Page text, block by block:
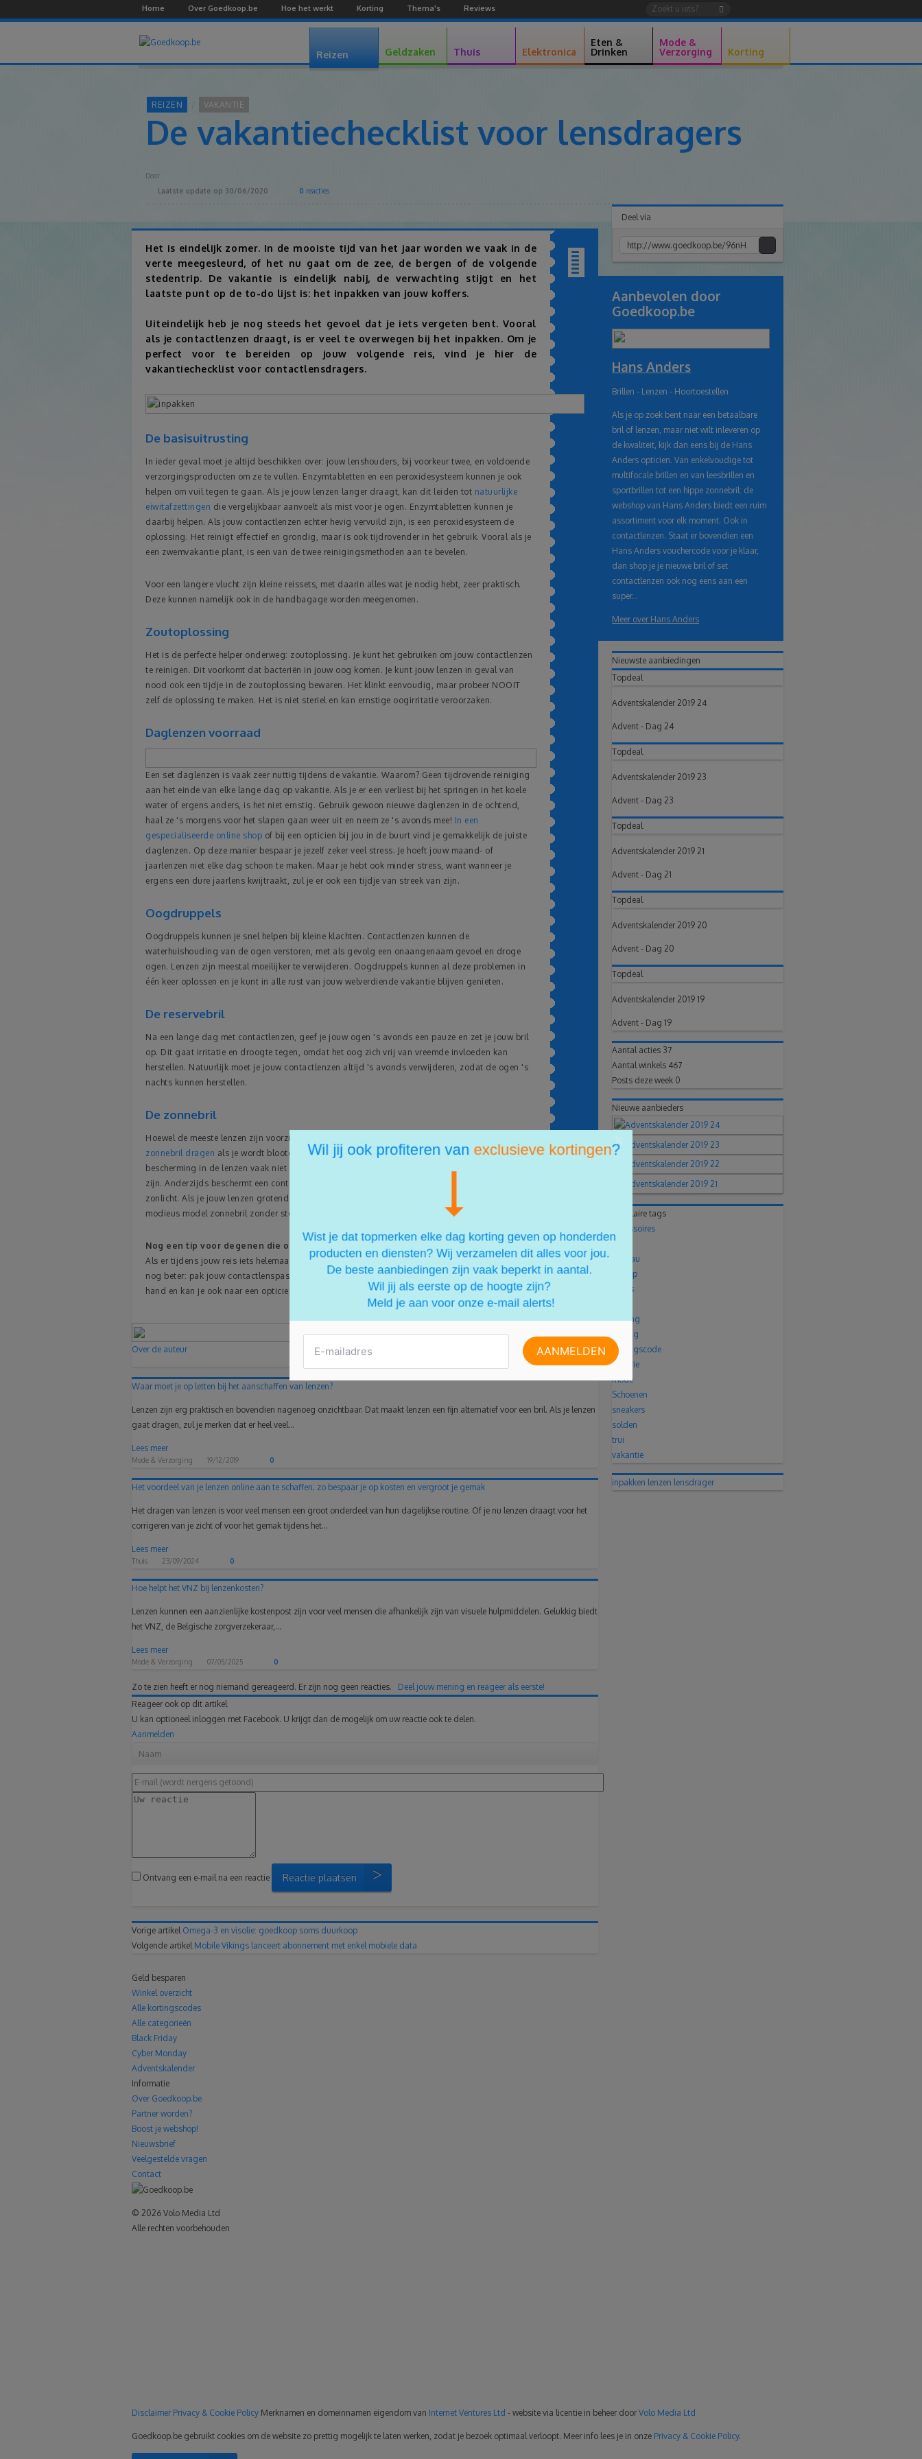
Home Over Goedkoop.be Hoe het werkt Korting Thema's Reviews
Reizen Geldzaken Thuis Elektronica
Eten &
Drinken
Mode &
Verzorging
Korting
REIZEN VAKANTIE
De vakantiechecklist voor lensdragers
Door
Laatste update op 30/06/2020 0 reacties
Inhoudsopgave
Het is eindelijk zomer. In de mooiste tijd van het jaar worden we vaak in de
verte meegesleurd, of het nu gaat om de zee, de bergen of de volgende
stedentrip. De vakantie is eindelijk nabij, de verwachting stijgt en het
laatste punt op de to-do lijst is: het inpakken van jouw koffers.
Uiteindelijk heb je nog steeds het gevoel dat je iets vergeten bent. Vooral
als je contactlenzen draagt, is er veel te overwegen bij het inpakken. Om je
perfect voor te bereiden op jouw volgende reis, vind je hier de
vakantiechecklist voor contactlensdragers.
De basisuitrusting
In ieder geval moet je altijd beschikken over: jouw lenshouders, bij voorkeur twee, en voldoende
verzorgingsproducten om ze te vullen. Enzymtabletten en een peroxidesysteem kunnen je ook
helpen om vuil tegen te gaan. Als je jouw lenzen langer draagt, kan dit leiden tot natuurlijke
eiwitafzettingen die vergelijkbaar aanvoelt als mist voor je ogen. Enzymtabletten kunnen je
daarbij helpen. Als jouw contactlenzen echter hevig vervuild zijn, is een peroxidesysteem de
oplossing. Het reinigt effectief en grondig, maar is ook tijdrovender in het gebruik. Vooral als je
een zwemvakantie plant, is een van de twee reinigingsmethoden aan te bevelen.
Voor een langere vlucht zijn kleine reissets, met daarin alles wat je nodig hebt, zeer praktisch.
Deze kunnen namelijk ook in de handbagage worden meegenomen.
Zoutoplossing
Het is de perfecte helper onderweg: zoutoplossing. Je kunt het gebruiken om jouw contactlenzen
te reinigen. Dit voorkomt dat bacteriën in jouw oog komen. Je kunt jouw lenzen in geval van
nood ook een tijdje in de zoutoplossing bewaren. Het klinkt eenvoudig, maar probeer NOOIT
zelf de oplossing te maken. Het is niet steriel en kan ernstige oogirritatie veroorzaken.
Daglenzen voorraad
Een set daglenzen is vaak zeer nuttig tijdens de vakantie. Waarom? Geen tijdrovende reiniging
aan het einde van elke lange dag op vakantie. Als je er een verliest bij het springen in het koele
water of ergens anders, is het niet ernstig. Gebruik gewoon nieuwe daglenzen in de ochtend,
haal ze 's morgens voor het slapen gaan weer uit en neem ze 's avonds mee! In een
gespecialiseerde online shop of bij een opticien bij jou in de buurt vind je gemakkelijk de juiste
daglenzen. Op deze manier bespaar je jezelf zeker veel stress. Je hoeft jouw maand- of
jaarlenzen niet elke dag schoon te maken. Maar je hebt ook minder stress, want wanneer je
ergens een dure jaarlens kwijtraakt, zul je er ook een tijdje van streek van zijn.
Oogdruppels
Oogdruppels kunnen je snel helpen bij kleine klachten. Contactlenzen kunnen de
waterhuishouding van de ogen verstoren, met als gevolg een onaangenaam gevoel en droge
ogen. Lenzen zijn meestal moeilijker te verwijderen. Oogdruppels kunnen al deze problemen in
één keer oplossen en je kunt in alle rust van jouw welverdiende vakantie blijven genieten.
De reservebril
Na een lange dag met contactlenzen, geef je jouw ogen 's avonds een pauze en zet je jouw bril
op. Dit gaat irritatie en droogte tegen, omdat het oog zich vrij van vreemde invloeden kan
herstellen. Natuurlijk moet je jouw contactlenzen altijd 's avonds verwijderen, zodat de ogen 's
nachts kunnen herstellen.
De zonnebril
Hoewel de meeste lenzen zijn voorzien van geïntegreerde UV-bescherming, moet je altijd
zonnebril dragen als je wordt blootgesteld aan sterk zonlicht. Enerzijds is de geïntegreerde UV-
bescherming in de lenzen vaak niet sterk genoeg wanneer de zonnestralen in de zomer agressief
zijn. Anderzijds beschermt een contactlens natuurlijk alleen de iris en niet het hele oog tegen
zonlicht. Als je jouw lenzen grotendeels van de tijd draagt, kun je eenvoudigweg kiezen voor een
modieus model zonnebril zonder sterkte, uiteraard met voldoende UV-bescherming.
Nog een tip voor degenen die op alles voorbereid willen zijn:
Als er tijdens jouw reis iets helemaal misgaat, zul je blij zijn met een vervangende lensset. Of
nog beter: pak jouw contactlenspaspoort in. Zo heb je altijd alle belangrijke informatie bij de
hand en kan je ook naar een opticien in het buitenland gaan.
Over de auteur
Waar moet je op letten bij het aanschaffen van lenzen?
Lenzen zijn erg praktisch en bovendien nagenoeg onzichtbaar. Dat maakt lenzen een fijn alternatief voor een bril. Als je lenzen
gaat dragen, zul je merken dat er heel veel...
Lees meer
Mode & Verzorging 19/12/2019 0
Het voordeel van je lenzen online aan te schaffen; zo bespaar je op kosten en vergroot je gemak
Het dragen van lenzen is voor veel mensen een groot onderdeel van hun dagelijkse routine. Of je nu lenzen draagt voor het
corrigeren van je zicht of voor het gemak tijdens het...
Lees meer
Thuis 23/09/2024 0
Hoe helpt het VNZ bij lenzenkosten?
Lenzen kunnen een aanzienlijke kostenpost zijn voor veel mensen die afhankelijk zijn van visuele hulpmiddelen. Gelukkig biedt
het VNZ, de Belgische zorgverzekeraar,...
Lees meer
Mode & Verzorging 07/05/2025 0
Zo te zien heeft er nog niemand gereageerd. Er zijn nog geen reacties. Deel jouw mening en reageer als eerste!
Reageer ook op dit artikel
U kan optioneel inloggen met Facebook. U krijgt dan de mogelijk om uw reactie ook te delen.
Aanmelden
Ontvang een e-mail na een reactie Reactie plaatsen
Vorige artikel Omega-3 en visolie: goedkoop soms duurkoop
Volgende artikel Mobile Vikings lanceert abonnement met enkel mobiele data
Deel via
Aanbevolen door
Goedkoop.be
Hans Anders
Brillen - Lenzen - Hoortoestellen
Als je op zoek bent naar een betaalbare
bril of lenzen, maar niet wilt inleveren op
de kwaliteit, kijk dan eens bij de Hans
Anders opticien. Van enkelvoudige tot
multifocale brillen en van leesbrillen en
sportbrillen tot een hippe zonnebril: de
webshop van Hans Anders biedt een ruim
assortiment voor elk moment. Ook in
contactlenzen. Staat er bovendien een
Hans Anders vouchercode voor je klaar,
dan shop je je nieuwe bril of set
contactlenzen ook nog eens aan een
super...
Meer over Hans Anders
Nieuwste aanbiedingen
Topdeal
Adventskalender 2019 24
Advent - Dag 24
Topdeal
Adventskalender 2019 23
Advent - Dag 23
Topdeal
Adventskalender 2019 21
Advent - Dag 21
Topdeal
Adventskalender 2019 20
Advent - Dag 20
Topdeal
Adventskalender 2019 19
Advent - Dag 19
Aantal acties 37
Aantal winkels 467
Posts deze week 0
Nieuwe aanbieders
Populaire tags
accessoires
broek
cadeau
citytrip
gratis
kleding
korting
kortingscode
lingerie
mode
Schoenen
sneakers
solden
trui
vakantie
inpakken lenzen lensdrager
Geld besparen
Winkel overzicht
Alle kortingscodes
Alle categorieën
Black Friday
Cyber Monday
Adventskalender
Informatie
Over Goedkoop.be
Partner worden?
Boost je webshop!
Nieuwsbrief
Veelgestelde vragen
Contact
© 2026 Volo Media Ltd
Alle rechten voorbehouden
Disclaimer Privacy & Cookie Policy Merknamen en domeinnamen eigendom van Internet Ventures Ltd - website via licentie in beheer door Volo Media Ltd
Goedkoop.be gebruikt cookies om de website zo prettig mogelijk te laten werken, zodat je bezoek optimaal verloopt. Meer info lees je in onze Privacy & Cookie Policy.
×